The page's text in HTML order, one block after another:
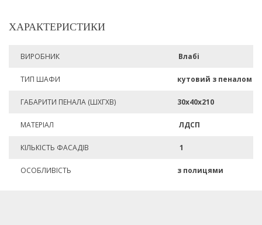
ХАРАКТЕРИСТИКИ
ВИРОБНИК Влабі
ТИП ШАФИ кутовий з пеналом
ГАБАРИТИ ПЕНАЛА (ШХГХВ) 30х40х210
МАТЕРІАЛ ЛДСП
КІЛЬКІСТЬ ФАСАДІВ 1
ОСОБЛИВІСТЬ з полицями